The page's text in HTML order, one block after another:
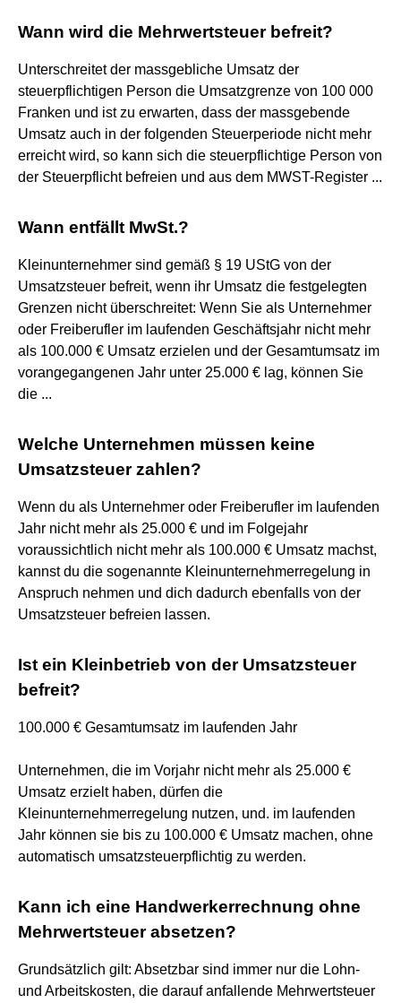
Wann wird die Mehrwertsteuer befreit?
Unterschreitet der massgebliche Umsatz der
steuerpflichtigen Person die Umsatzgrenze von 100 000
Franken und ist zu erwarten, dass der massgebende
Umsatz auch in der folgenden Steuerperiode nicht mehr
erreicht wird, so kann sich die steuerpflichtige Person von
der Steuerpflicht befreien und aus dem MWST-Register ...
Wann entfällt MwSt.?
Kleinunternehmer sind gemäß § 19 UStG von der
Umsatzsteuer befreit, wenn ihr Umsatz die festgelegten
Grenzen nicht überschreitet: Wenn Sie als Unternehmer
oder Freiberufler im laufenden Geschäftsjahr nicht mehr
als 100.000 € Umsatz erzielen und der Gesamtumsatz im
vorangegangenen Jahr unter 25.000 € lag, können Sie
die ...
Welche Unternehmen müssen keine
Umsatzsteuer zahlen?
Wenn du als Unternehmer oder Freiberufler im laufenden
Jahr nicht mehr als 25.000 € und im Folgejahr
voraussichtlich nicht mehr als 100.000 € Umsatz machst,
kannst du die sogenannte Kleinunternehmerregelung in
Anspruch nehmen und dich dadurch ebenfalls von der
Umsatzsteuer befreien lassen.
Ist ein Kleinbetrieb von der Umsatzsteuer
befreit?
100.000 € Gesamtumsatz im laufenden Jahr
Unternehmen, die im Vorjahr nicht mehr als 25.000 €
Umsatz erzielt haben, dürfen die
Kleinunternehmerregelung nutzen, und. im laufenden
Jahr können sie bis zu 100.000 € Umsatz machen, ohne
automatisch umsatzsteuerpflichtig zu werden.
Kann ich eine Handwerkerrechnung ohne
Mehrwertsteuer absetzen?
Grundsätzlich gilt: Absetzbar sind immer nur die Lohn-
und Arbeitskosten, die darauf anfallende Mehrwertsteuer